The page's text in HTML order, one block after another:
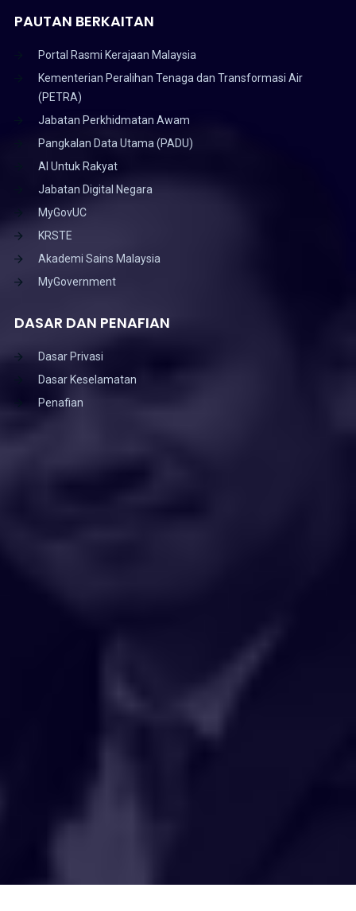
PAUTAN BERKAITAN
Portal Rasmi Kerajaan Malaysia
Kementerian Peralihan Tenaga dan Transformasi Air
(PETRA)
Jabatan Perkhidmatan Awam
Pangkalan Data Utama (PADU)
AI Untuk Rakyat
Jabatan Digital Negara
MyGovUC
KRSTE
Akademi Sains Malaysia
MyGovernment
DASAR DAN PENAFIAN
Dasar Privasi
Dasar Keselamatan
Penafian